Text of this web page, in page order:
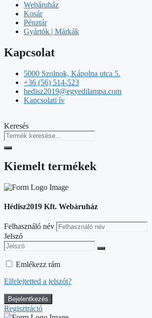
Webáruház
Kosár
Pénztár
Gyártók | Márkák
Kapcsolat
5000 Szolnok, Kápolna utca 5.
+36 (56) 514-523
hedisz2019@egyedilampa.com
Kapcsolati ív
Keresés
Kiemelt termékek
Hédisz2019 Kft. Webáruház
Felhasználó név
Jelszó
Emlékezz rám
Elfelejtetted a jelszót?
Regisztráció